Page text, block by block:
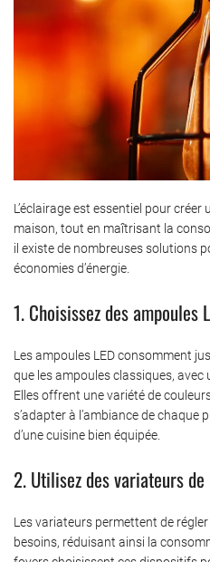
L’éclairage est essentiel pour
maison, tout en maîtrisant la
il existe de nombreuses solutions
économies d’énergie.
1. Choisissez des ampoules
Les ampoules LED consomment
que les ampoules classiques, avec
Elles offrent une variété de
s’adapter à l’ambiance de chaque
d’une cuisine bien équipée.
2. Utilisez des variateurs
Les variateurs permettent de
besoins, réduisant ainsi la